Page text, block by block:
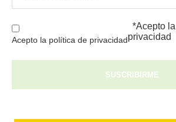
Acepto la política de privacidad
*Acepto la
privacidad